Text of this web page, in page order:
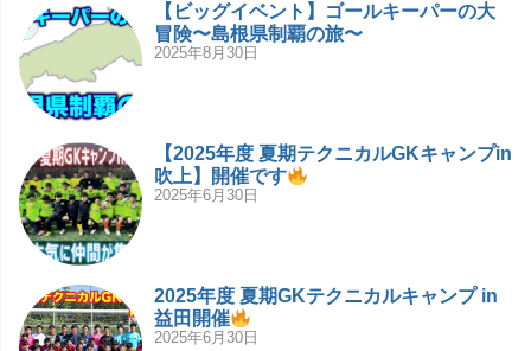
【ビッグイベント】ゴールキーパーの大
冒険〜島根県制覇の旅〜
2025年8月30日
【2025年度 夏期テクニカルGKキャンプin
吹上】開催です
2025年6月30日
2025年度 夏期GKテクニカルキャンプ in
益田開催
2025年6月30日